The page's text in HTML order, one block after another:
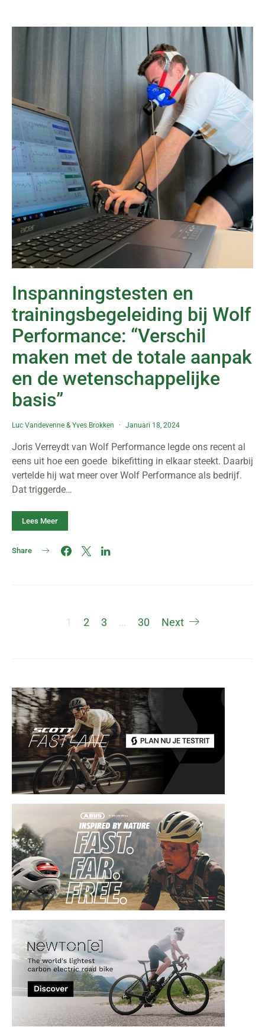
Inspanningstesten en
trainingsbegeleiding bij Wolf
Performance: “Verschil
maken met de totale aanpak
en de wetenschappelijke
basis”
Luc Vandevenne &Yves Brokken Januari 18, 2024
Joris Verreydt van Wolf Performance legde ons recent al
eens uit hoe een goede bikefitting in elkaar steekt. Daarbij
vertelde hij wat meer over Wolf Performance als bedrijf.
Dat triggerde…
Lees Meer
Share
Berichten
1 2 3 … 30 Next